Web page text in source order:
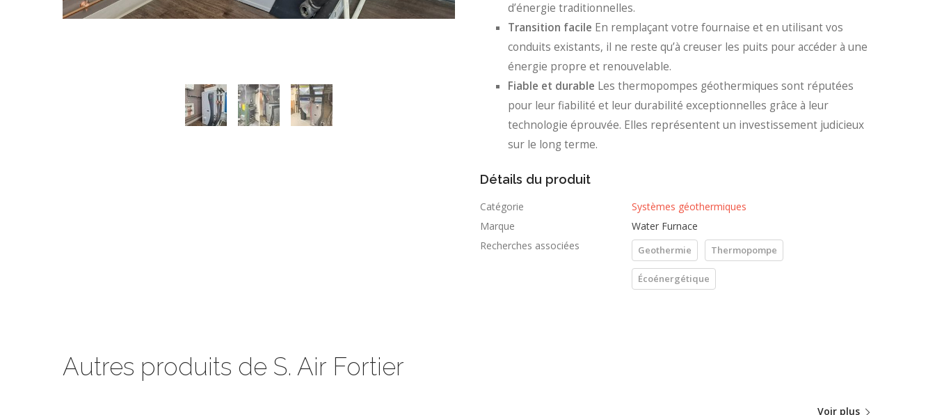
d’énergie traditionnelles.
Transition facile En remplaçant votre fournaise et en utilisant vos
conduits existants, il ne reste qu’à creuser les puits pour accéder à une
énergie propre et renouvelable.
Fiable et durable Les thermopompes géothermiques sont réputées
pour leur fiabilité et leur durabilité exceptionnelles grâce à leur
technologie éprouvée. Elles représentent un investissement judicieux
sur le long terme.
Détails du produit
Catégorie
Systèmes géothermiques
Marque
Water Furnace
Recherches associées
Geothermie Thermopompe
Écoénergétique
Autres produits de S. Air Fortier
Voir plus